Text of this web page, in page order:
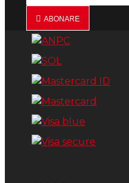
ABONARE